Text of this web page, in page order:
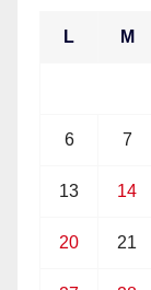
L M
6 7
13 14
20 21